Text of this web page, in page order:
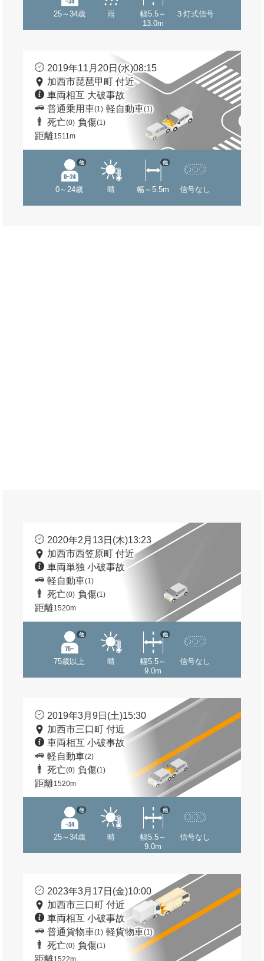
25～34歳 雨
幅5.5～
13.0m
３灯式信号
2019年11月20日(水)08:15
加西市琵琶甲町 付近
車両相互 大破事故
普通乗用車(1) 軽自動車(1)
死亡(0) 負傷(1)
距離1511m
0～24歳
他
晴 幅～5.5m
他
信号なし
2020年2月13日(木)13:23
加西市西笠原町 付近
車両単独 小破事故
軽自動車(1)
死亡(0) 負傷(1)
距離1520m
75歳以上
他
晴
幅5.5～
9.0m
他
信号なし
2019年3月9日(土)15:30
加西市三口町 付近
車両相互 小破事故
軽自動車(2)
死亡(0) 負傷(1)
距離1520m
25～34歳
他
晴
幅5.5～
9.0m
他
信号なし
2023年3月17日(金)10:00
加西市三口町 付近
車両相互 小破事故
普通貨物車(1) 軽貨物車(1)
死亡(0) 負傷(1)
距離1522m